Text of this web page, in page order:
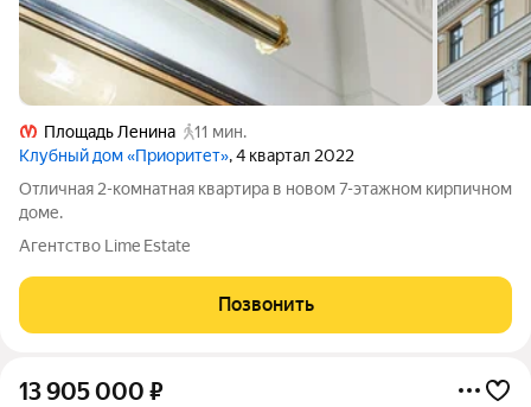
Площадь Ленина
11 мин.
Клубный дом «Приоритет», 4 квартал 2022
Отличная 2-комнатная квартира в новом 7-этажном кирпичном
доме.
Агентство Lime Estate
Позвонить
13 905 000 ₽